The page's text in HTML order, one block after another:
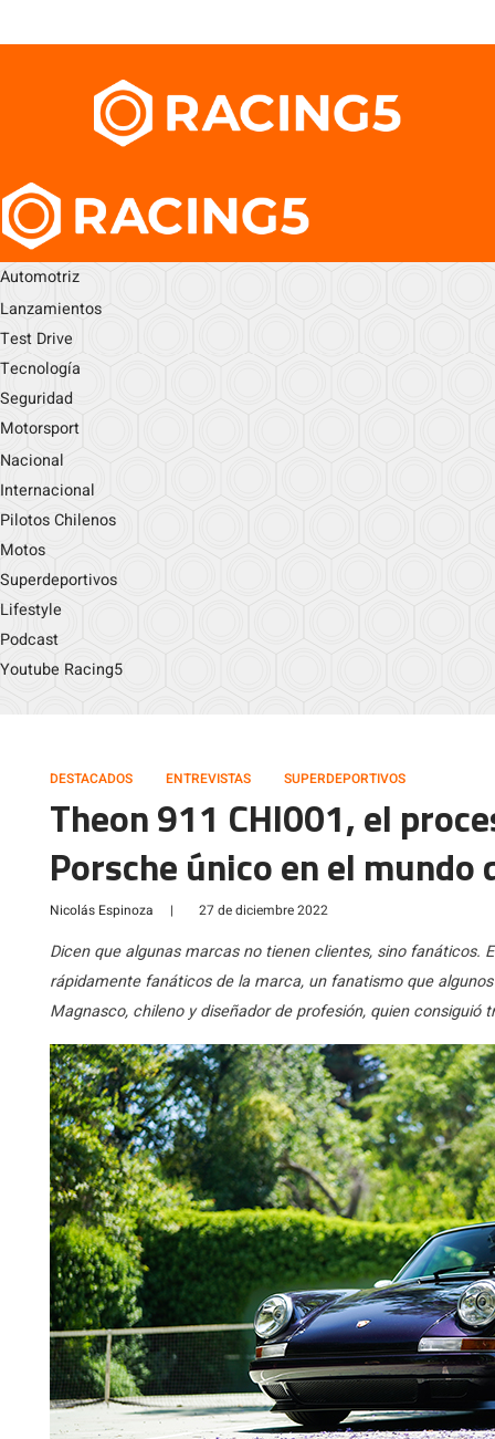
Automotriz
Lanzamientos
Test Drive
Tecnología
Seguridad
Motorsport
Nacional
Internacional
Pilotos Chilenos
Motos
Superdeportivos
Lifestyle
Podcast
Youtube Racing5
DESTACADOS ENTREVISTAS SUPERDEPORTIVOS
Theon 911 CHI001, el
Porsche único en el mundo
Nicolás Espinoza | 27 de diciembre 2022
Dicen que algunas marcas no tienen clientes, sino fanáticos.
rápidamente fanáticos de la marca, un fanatismo que
Magnasco, chileno y diseñador de profesión, quien